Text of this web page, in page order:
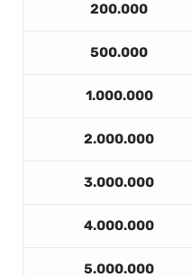
200.000
500.000
1.000.000
2.000.000
3.000.000
4.000.000
5.000.000